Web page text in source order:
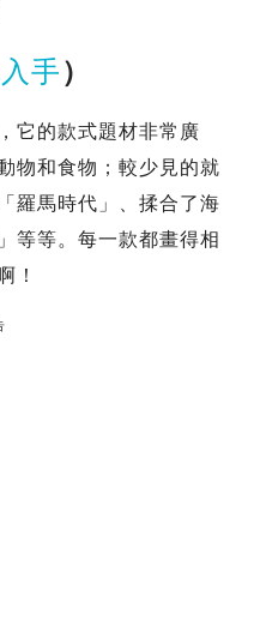
手）
它的款式題材非常廣
物和食物；較少見的就
羅馬時代」、揉合了海
等等。每一款都畫得相
！